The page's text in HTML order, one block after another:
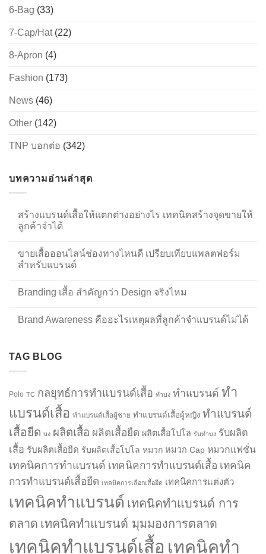
6-Bag (33)
7-Cap/Hat(22)
8-Apron (4)
Fashion (173)
News (46)
Other (142)
TNP บอกต่อ (342)
บทความอ่านล่าสุด
สร้างแบรนด์เสื้อให้แตกต่างอย่างไร เทคนิคสร้างจุดขายให้
ลูกค้าจำได้
ขายเสื้อออนไลน์ช่องทางไหนดี เปรียบเทียบแพลตฟอร์ม
สำหรับแบรนด์
Branding เสื้อ สำคัญกว่า Design จริงไหม
Brand Awareness คืออะไรเหตุผลที่ลูกค้าจำแบรนด์ไม่ได้
TAG BLOG
Polo TC กลยุทธ์การทำแบรนด์เสื้อ ทำบง ทำแบรนด์ ทำ
แบรนด์เสื้อ ทำแบรนด์เสื้อผู้ชาย ทำแบรนด์เสื้อผู้หญิง ทำแบรนด์
เสื้อยืด บง ผลิตเสื้อ ผลิตเสื้อยืด ผลิตเสื้อโปโล รับทำบง รับผลิต
เสื้อ รับผลิตเสื้อยืด รับผลิตเสื้อโปโล หมวก หมวก Cap หมวกแฟชั่น
เทคนิคการทำแบรนด์ เทคนิคการทำแบรนด์เสื้อ เทคนิค
การทำแบรนด์เสื้อยืด เทคนิคการเลือกเสื้อยืด เทคนิคการแต่งตัว
เทคนิคทำแบรนด์ เทคนิคทำแบรนด์ การ
ตลาด เทคนิคทำแบรนด์ มุมมองการตลาด
เทคนิคทำแบรนด์เสื้อ เทคนิคทำ